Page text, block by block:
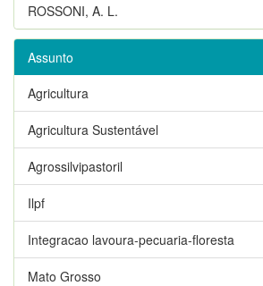
ROSSONI, A. L.
Assunto
Agricultura
Agricultura Sustentável
Agrossilvipastoril
Ilpf
Integracao lavoura-pecuaria-floresta
Mato Grosso